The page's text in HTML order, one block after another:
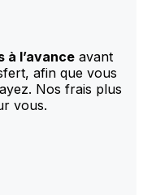
à l’avance avant
afin que vous
Nos frais plus
vous.